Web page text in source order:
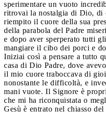
sperimentare un vuoto
ritrovai la nostalgia di Dio, di
riempito il cuore della sua
della parabola del Padre
e dopo aver sperperato tutti
mangiare il cibo dei porci e
Iniziai così a pensare a tutto
casa di Dio Padre, dove
il mio cuore traboccava di
nonostante le difficoltà, e
mani vuote. Il Signore è
che mi ha riconquistata o
Gesù è entrato nel chiasso